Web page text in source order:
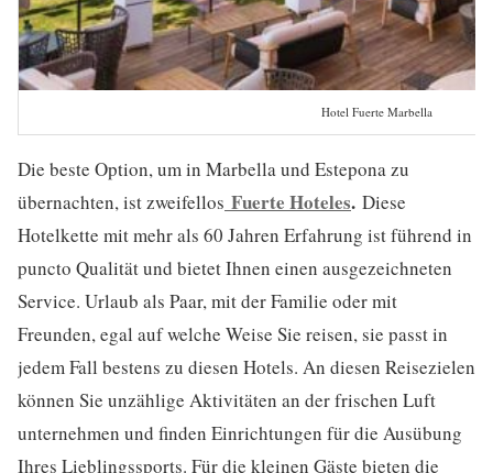
Hotel Fuerte Marbella
Die beste Option, um in Marbella und Estepona zu
übernachten, ist zweifellos Fuerte Hoteles. Diese
Hotelkette mit mehr als 60 Jahren Erfahrung ist führend in
puncto Qualität und bietet Ihnen einen ausgezeichneten
Service. Urlaub als Paar, mit der Familie oder mit
Freunden, egal auf welche Weise Sie reisen, sie passt in
jedem Fall bestens zu diesen Hotels. An diesen Reisezielen
können Sie unzählige Aktivitäten an der frischen Luft
unternehmen und finden Einrichtungen für die Ausübung
Ihres Lieblingssports. Für die kleinen Gäste bieten die